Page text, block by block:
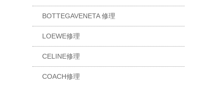
BOTTEGAVENETA 修理
LOEWE修理
CELINE修理
COACH修理